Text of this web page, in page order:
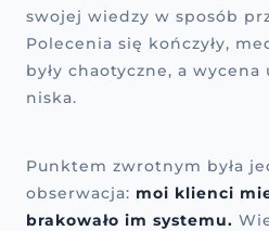
swojej wiedzy w sposób
Polecenia się kończyły,
były chaotyczne, a wycena
niska.
Punktem zwrotnym była
obserwacja: moi klienci
brakowało im systemu.